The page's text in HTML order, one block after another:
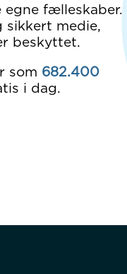
fælleskaber.
medie,
beskyttet.
som 682.400
i dag.